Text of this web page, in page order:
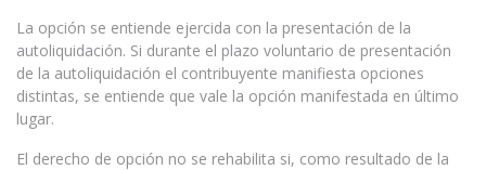
La opción se entiende ejercida con la presentación de la
autoliquidación. Si durante el plazo voluntario de presentación
de la autoliquidación el contribuyente manifiesta opciones
distintas, se entiende que vale la opción manifestada en último
lugar.
El derecho de opción no se rehabilita si, como resultado de la